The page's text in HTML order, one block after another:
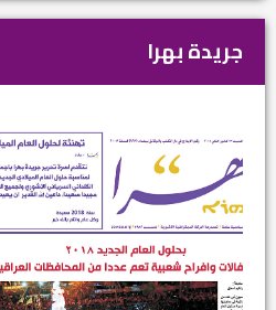
جريدة بهرا